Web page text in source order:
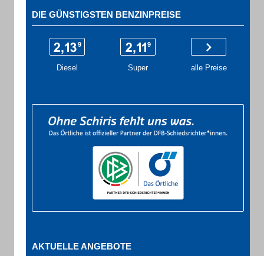
DIE GÜNSTIGSTEN BENZINPREISE
Diesel Super alle Preise
AKTUELLE ANGEBOTE